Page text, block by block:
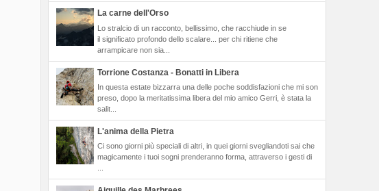
La carne dell'Orso
Lo stralcio di un racconto, bellissimo, che racchiude in se
il significato profondo dello scalare... per chi ritiene che
arrampicare non sia...
Torrione Costanza - Bonatti in Libera
In questa estate bizzarra una delle poche soddisfazioni che mi son
preso, dopo la meritatissima libera del mio amico Gerri, è stata la
salit...
L'anima della Pietra
Ci sono giorni più speciali di altri, in quei giorni svegliandoti sai che
magicamente i tuoi sogni prenderanno forma, attraverso i gesti di